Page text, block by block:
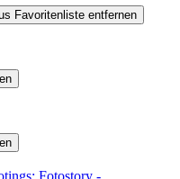
Favoritenliste entfernen